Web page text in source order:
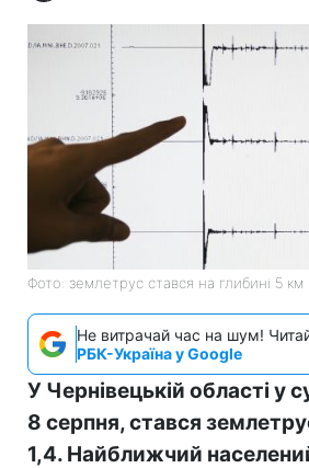
Фото: землетрус стався на глибині 5 км
Не витрачай час на шум!
РБК-Україна у Google
У Чернівецькій області у
8 серпня, стався
1,4. Найближчий